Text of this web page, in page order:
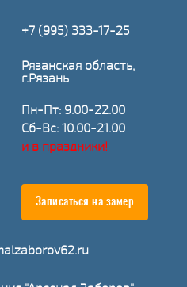
+7 (995) 333-17-25
Рязанская область,
г.Рязань
Пн-Пт: 9.00-22.00
Сб-Вс: 10.00-21.00
и в праздники!
Записаться на замер